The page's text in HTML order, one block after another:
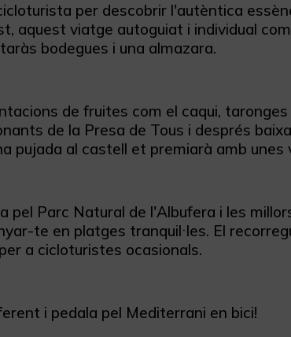
per descobrir l'autèntica
aquest viatge autoguiat i individual
bodegues i una almazara.
de fruites com el caqui,
de la Presa de Tous i després
pujada al castell et premiarà amb
pel Parc Natural de l'Albufera i les
te en platges tranquil·les. El
a cicloturistes ocasionals.
i pedala pel Mediterrani en bici!